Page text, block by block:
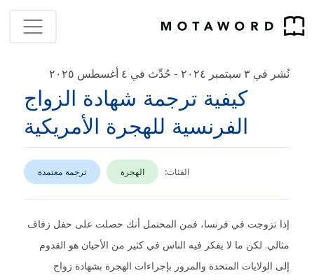
نُشر في ٣ سبتمبر ٢٠٢٤ - حُدِّث في ٤ أغسطس ٢٠٢٥
كيفية ترجمة شهادة الزواج
الفرنسية للهجرة الأمريكية
الفئات: الهجرة ترجمة معتمدة
إذا تزوجت في فرنسا، فمن المحتمل أنك حصلت على حفل زفاف
مثالي. لكن ما لا يفكر فيه الناس في كثير من الأحيان هو القدوم
إلى الولايات المتحدة والمرور بإجراءات الهجرة بشهادة زواج